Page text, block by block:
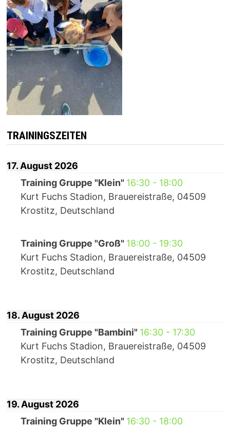
TRAININGSZEITEN
17. August 2026
Training Gruppe "Klein" 16:30- 18:00
Kurt Fuchs Stadion, Brauereistraße, 04509
Krostitz, Deutschland
Training Gruppe "Groß" 18:00- 19:30
Kurt Fuchs Stadion, Brauereistraße, 04509
Krostitz, Deutschland
18. August 2026
Training Gruppe "Bambini" 16:30- 17:30
Kurt Fuchs Stadion, Brauereistraße, 04509
Krostitz, Deutschland
19. August 2026
Training Gruppe "Klein" 16:30- 18:00